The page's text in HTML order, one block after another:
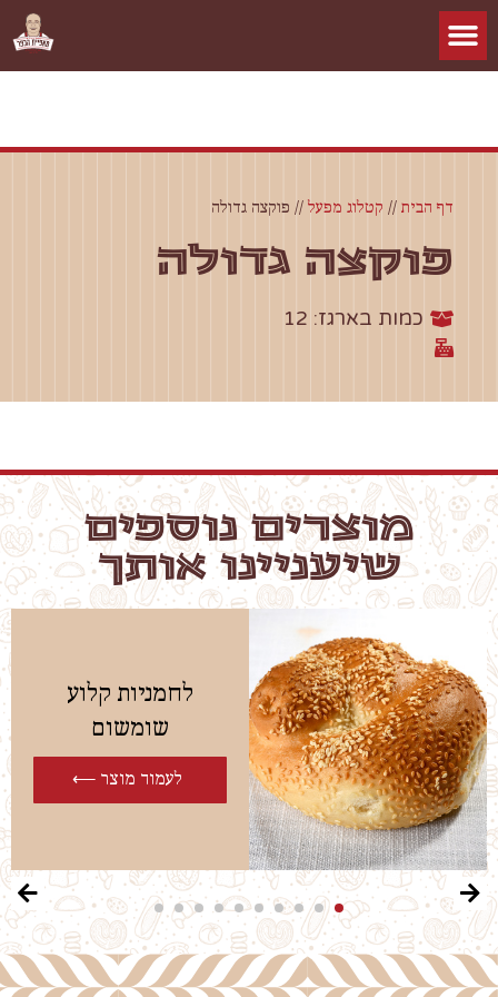
דף הבית // קטלוג מפעל // פוקצה גדולה
פוקצה גדולה
כמות בארגז: 12
מוצרים נוספים
שיעניינו אותך
לחמניות קלוע
שומשום
לעמוד מוצר ⟵